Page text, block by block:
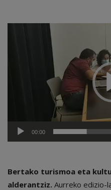
erreproduzigailua
00:00
Bertako turismoa eta
alderantziz. Aurreko edizio-